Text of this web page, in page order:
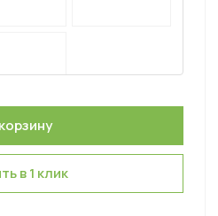
в 1 клик